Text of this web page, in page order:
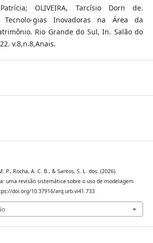
OLIVEIRA, Tarcísio Dorn de.
Tecnolo-gias Inovadoras na Área da
Rio Grande do Sul, In. Salão do
v.8,n.8,Anais.
P., Rocha, A. C. B., & Santos, S. L. dos. (2026).
uma revisão sistemática sobre o uso de modelagem
doi.org/10.37916/arq.urb.vi41.733